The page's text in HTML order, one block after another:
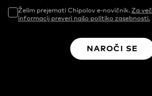
Želim prejemati Chipolov e-novičnik.Za več
informacij preveri našo politiko zasebnosti.
NAROČI SE